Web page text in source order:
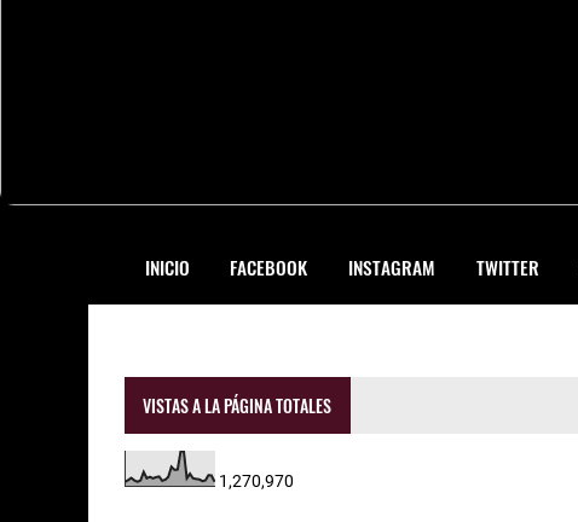
INICIO FACEBOOK INSTAGRAM TWITTER
VISTAS A LA PÁGINA TOTALES
1,270,970